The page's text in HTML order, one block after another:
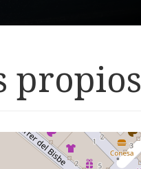
propios